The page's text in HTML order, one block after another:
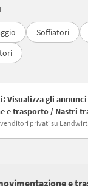
Soffiatori
Visualizza gli
e trasporto / Nastri
venditori privati su
e